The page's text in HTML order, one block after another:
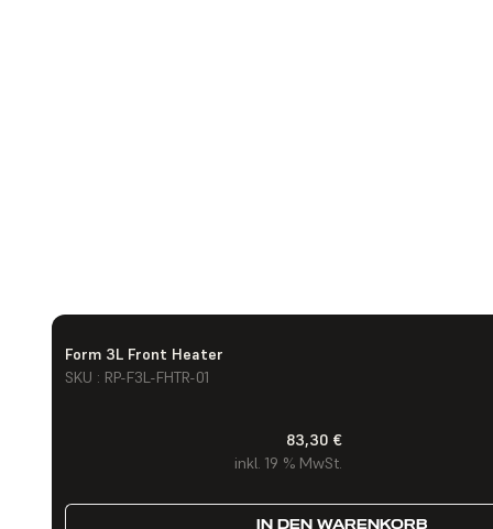
Form 3L Front Heater
SKU : RP-F3L-FHTR-01
83,30 €
inkl. 19 % MwSt.
IN DEN WARENKORB